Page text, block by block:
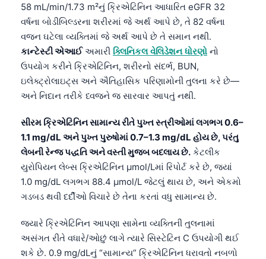
58 mL/min/1.73 m²નું ક્રિએટિનિન આધારિત eGFR 32
વર્ષના બોડીબિલ્ડરના શરીરમાં જે અર્થ આપે છે, તે 82 વર્ષના
વજન ઘટેલા વ્યક્તિમાં જે અર્થ આપે છે તે સમાન નથી.
કાન્ટેસ્ટી એઆઈઅમારી ક્લિનિકલ વેલિડેશન ધોરણો નો
ઉપયોગ કરીને ક્રિએટિનિન, શરીરનો સંદર્ભ, BUN,
ઇલેક્ટ્રોલાઇટ્સ અને ઐતિહાસિક પરિણામોની તુલના કરે છે—
અને નિદાન તરીકે ધ્વજને જ સારવાર આપતું નથી.
સીરમ ક્રિએટિનિન સામાન્ય રીતે પુખ્ત સ્ત્રીઓમાં લગભગ 0.6–
1.1 mg/dL અને પુખ્ત પુરુષોમાં 0.7–1.3 mg/dL હોય છે, પરંતુ
લેબની રેન્જ પદ્ધતિ અને વસ્તી મુજબ બદલાય છે. કેટલીક
યુરોપિયન લેબ્સ ક્રિએટિનિન µmol/Lમાં રિપોર્ટ કરે છે, જ્યાં
1.0 mg/dL લગભગ 88.4 µmol/L જેટલું થાય છે, અને એકમો
ગડબડ થવી દર્દીઓ વિચારે છે તેના કરતાં વધુ સામાન્ય છે.
જ્યારે ક્રિએટિનિન આપણા સામેના વ્યક્તિની તુલનામાં
અસંગત રીતે વધારે/ઓછું લાગે ત્યારે સિસ્ટેટિન C ઉપયોગી થઈ
શકે છે. 0.9 mg/dLનું “સામાન્ય” ક્રિએટિનિન ધરાવતો નબળો